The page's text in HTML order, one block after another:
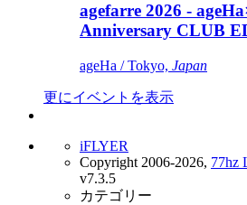
agefarre 2026 -
Anniversary CLUB
ageHa / Tokyo, Japan
更にイベントを表示
iFLYER
Copyright 2006-2026, 77hz
v7.3.5
カテゴリー